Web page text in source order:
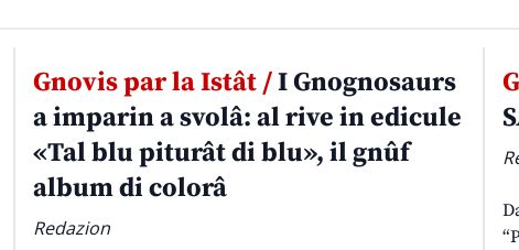
Gnovis par la Istât /I Gnognosaurs
a imparin a svolâ: al rive in edicule
«Tal blu piturât di blu», il gnûf
album di colorâ
Redazion